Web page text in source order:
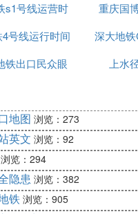
运营时间
间：22:56
空航天大学站最后到
到达时间：22:54
那边发过来的车还是从
的出口
s1号线运营时
间
重庆国
号线运行时间
表
深大地
铁出口民众眼
上水
地图 浏览：273
英文 浏览：92
浏览：294
隐患 浏览：382
铁 浏览：905